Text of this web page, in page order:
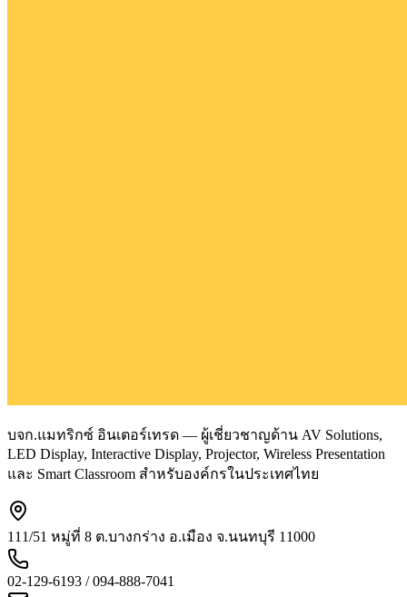
บจก.แมทริกซ์ อินเตอร์เทรด — ผู้เชี่ยวชาญด้าน AV Solutions,
LED Display, Interactive Display, Projector, Wireless Presentation
และ Smart Classroom สำหรับองค์กรในประเทศไทย
111/51 หมู่ที่ 8 ต.บางกร่าง อ.เมือง จ.นนทบุรี 11000
02-129-6193 / 094-888-7041